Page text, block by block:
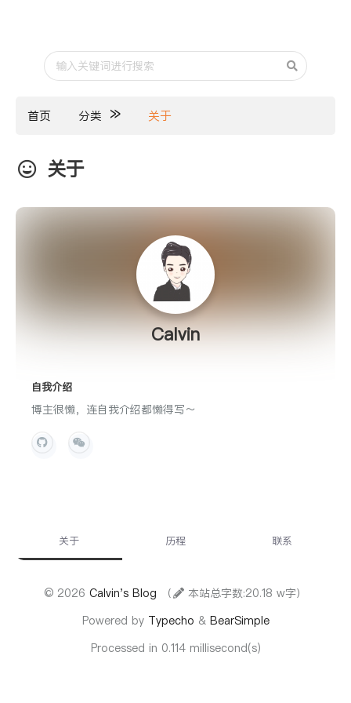
首页 分类 关于
关于
Calvin
自我介绍
博主很懒，连自我介绍都懒得写～
关于 历程 联系
© 2026Calvin's Blog （
本站总字数:20.18 w字）
Powered by Typecho & BearSimple
Processed in 0.114 millisecond(s)